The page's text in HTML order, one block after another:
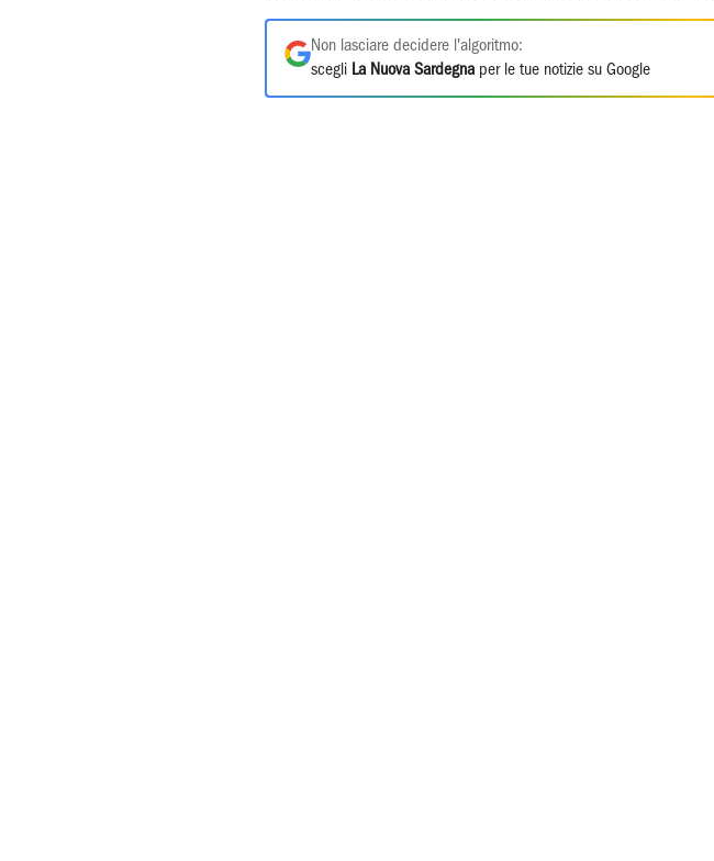
Non lasciare decidere l'algoritmo:
scegli La Nuova Sardegna per le tue notizie su Google